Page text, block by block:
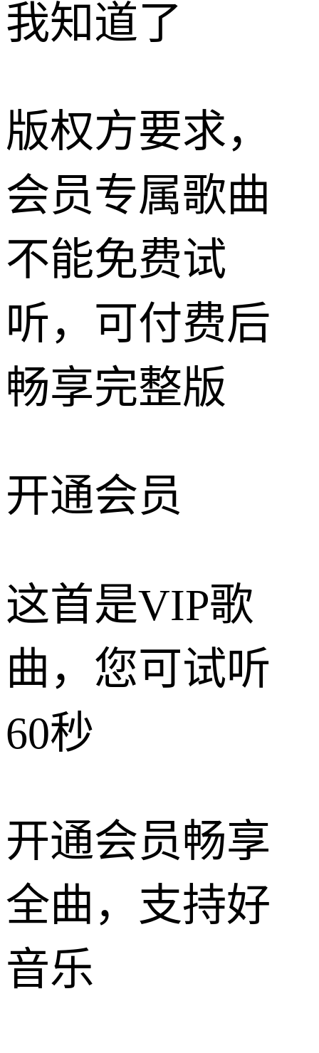
我知道了
版权方要求，
会员专属歌曲
不能免费试
听，可付费后
畅享完整版
开通会员
这首是VIP歌
曲，您可试听
60秒
开通会员畅享
全曲，支持好
音乐